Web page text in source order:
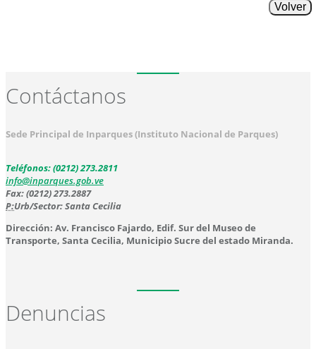
Volver
Contáctanos
Sede Principal de Inparques (Instituto Nacional de Parques)
Teléfonos: (0212) 273.2811
info@inparques.gob.ve
Fax: (0212) 273.2887
P:Urb/Sector: Santa Cecilia
Dirección: Av. Francisco Fajardo, Edif. Sur del Museo de
Transporte, Santa Cecilia, Municipio Sucre del estado Miranda.
Denuncias